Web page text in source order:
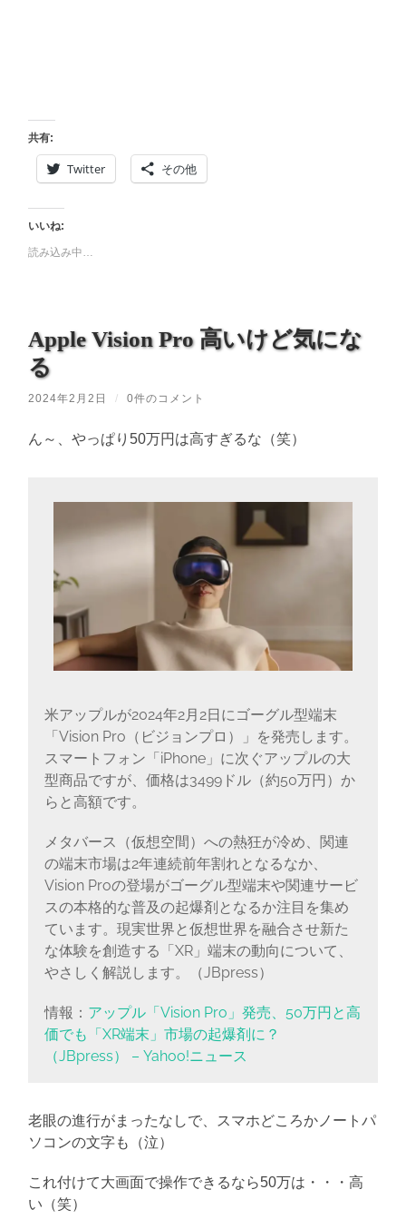
共有:
Twitter その他
いいね:
読み込み中…
Apple Vision Pro 高いけど気にな
る
2024年2月2日 / 0件のコメント
ん～、やっぱり50万円は高すぎるな（笑）
米アップルが2024年2月2日にゴーグル型端末
「Vision Pro（ビジョンプロ）」を発売します。
スマートフォン「iPhone」に次ぐアップルの大
型商品ですが、価格は3499ドル（約50万円）か
らと高額です。
メタバース（仮想空間）への熱狂が冷め、関連
の端末市場は2年連続前年割れとなるなか、
Vision Proの登場がゴーグル型端末や関連サービ
スの本格的な普及の起爆剤となるか注目を集め
ています。現実世界と仮想世界を融合させ新た
な体験を創造する「XR」端末の動向について、
やさしく解説します。（JBpress）
情報： アップル「Vision Pro」発売、50万円と高
価でも「XR端末」市場の起爆剤に？
（JBpress） – Yahoo!ニュース
老眼の進行がまったなしで、スマホどころかノートパ
ソコンの文字も（泣）
これ付けて大画面で操作できるなら50万は・・・高
い（笑）